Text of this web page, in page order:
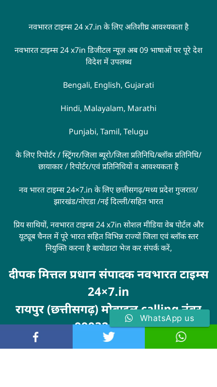
नवभारत टाइम्स 24 x7.in के लिए अतिशीघ्र आवश्यकता है
नवभारत टाइम्स 24 x7in डिजीटल न्यूज़ अब 09 भाषाओं पर पूरे देश
विदेश में उपलब्ध
Bengali, English, Gujarati
Hindi, Malayalam, Marathi
Punjabi, Tamil, Telugu
के लिए रिपोर्टर / स्ट्रिंगर/जिला ब्यूरो/जिला प्रतिनिधि/ब्लॉक प्रतिनिधि/
छायाकार / रिपोर्टर/एवं प्रतिनिधियों व आवश्यकता है
नव भारत टाइम्स 24×7.in के लिए छत्तीसगढ़/मध्य प्रदेश गुजरात/
झारखंड/नोएडा /नई दिल्ली/सहित भारत
प्रिय साथियों, नवभारत टाइम्स 24 x7in सोशल मीडिया वेब पोर्टल और
यूट्यूब चैनल में पूरे भारत सहित विभिन्न राज्यों जिला एवं ब्लॉक स्तर
नियुक्ति करना है बायोडाटा भेज कर संपर्क करें,
दीपक मित्तल प्रधान संपादक नवभारत टाइम्स
24×7.in
रायपुर (छत्तीसगढ़) मोबाइल calling नंबर
9993246100
MarketingHack4U
WhatsApp us